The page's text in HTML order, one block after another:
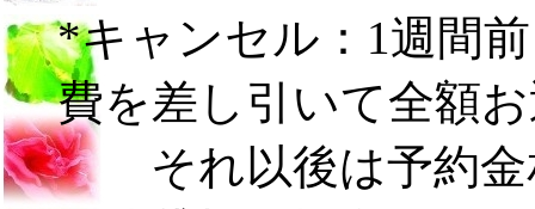
*キャンセル：1週間
費を差し引いて全額
それ以後は予約金